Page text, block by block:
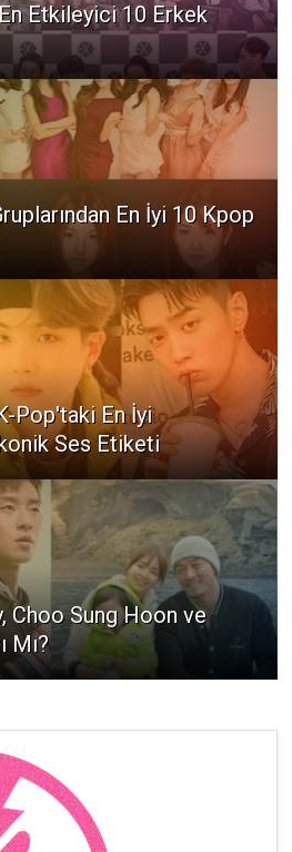
Etkileyici 10 Erkek
En İyi 10 Kpop
Pop'taki En İyi
Ses Etiketi
Choo Sung Hoon ve
Mı?